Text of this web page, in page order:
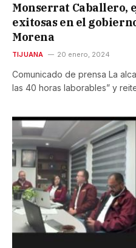
Monserrat Caballero,
exitosas en el
Morena
TIJUANA 20 enero, 2024
Comunicado de prensa La
las 40 horas laborables” y